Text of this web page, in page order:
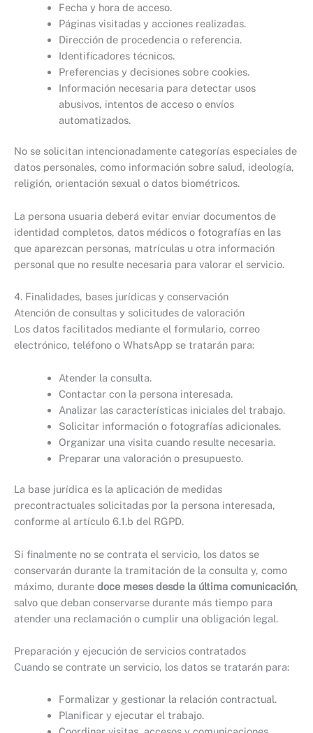
Fecha y hora de acceso.
Páginas visitadas y acciones realizadas.
Dirección de procedencia o referencia.
Identificadores técnicos.
Preferencias y decisiones sobre cookies.
Información necesaria para detectar usos
abusivos, intentos de acceso o envíos
automatizados.
No se solicitan intencionadamente categorías especiales de
datos personales, como información sobre salud, ideología,
religión, orientación sexual o datos biométricos.
La persona usuaria deberá evitar enviar documentos de
identidad completos, datos médicos o fotografías en las
que aparezcan personas, matrículas u otra información
personal que no resulte necesaria para valorar el servicio.
4. Finalidades, bases jurídicas y conservación
Atención de consultas y solicitudes de valoración
Los datos facilitados mediante el formulario, correo
electrónico, teléfono o WhatsApp se tratarán para:
Atender la consulta.
Contactar con la persona interesada.
Analizar las características iniciales del trabajo.
Solicitar información o fotografías adicionales.
Organizar una visita cuando resulte necesaria.
Preparar una valoración o presupuesto.
La base jurídica es la aplicación de medidas
precontractuales solicitadas por la persona interesada,
conforme al artículo 6.1.b del RGPD.
Si finalmente no se contrata el servicio, los datos se
conservarán durante la tramitación de la consulta y, como
máximo, durante doce meses desde la última comunicación,
salvo que deban conservarse durante más tiempo para
atender una reclamación o cumplir una obligación legal.
Preparación y ejecución de servicios contratados
Cuando se contrate un servicio, los datos se tratarán para:
Formalizar y gestionar la relación contractual.
Planificar y ejecutar el trabajo.